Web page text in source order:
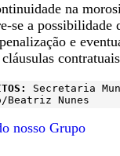
na
se a possibilidade
e
Secretaria
Beatriz Nunes